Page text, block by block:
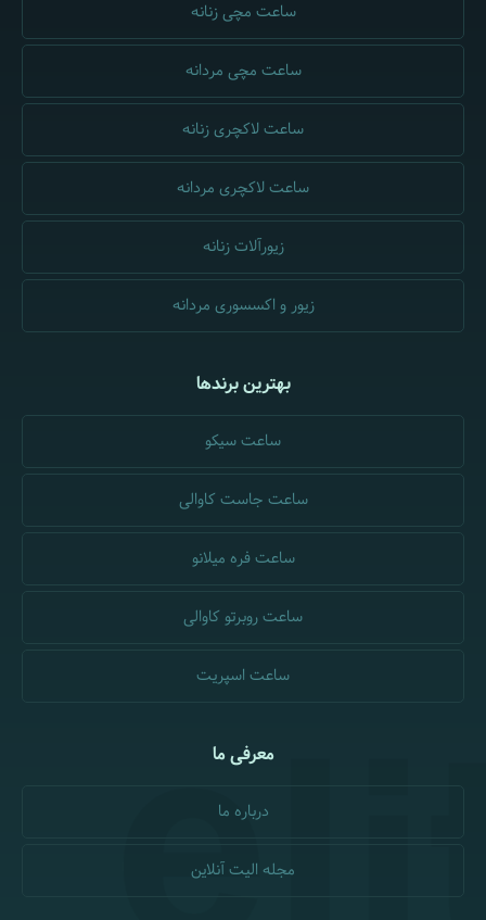
ساعت مچی زنانه
ساعت مچی مردانه
ساعت لاکچری زنانه
ساعت لاکچری مردانه
زیورآلات زنانه
زیور و اکسسوری مردانه
بهترین برندها
ساعت سیکو
ساعت جاست کاوالی
ساعت فره میلانو
ساعت روبرتو کاوالی
ساعت اسپریت
معرفی ما
درباره ما
مجله الیت آنلاین